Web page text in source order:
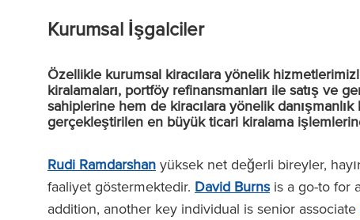
Kurumsal İşgalciler
Özellikle kurumsal kiracılara yönelik
kiralamaları, portföy refinansmanları ile satış ve
sahiplerine hem de kiracılara yönelik
gerçekleştirilen en büyük ticari kiralama
Rudi Ramdarshan yüksek net değerli bireyler,
faaliyet göstermektedir. David Burnsis a go-to for
addition, another key individual is senior associate